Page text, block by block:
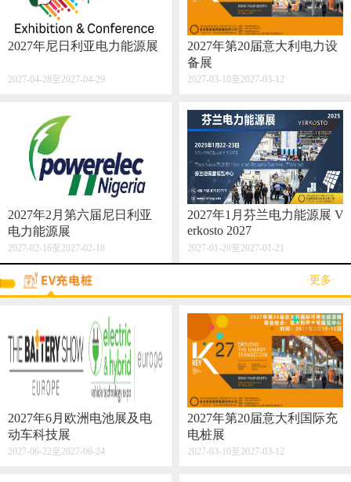
2027年尼日利亚电力能源展
2027-04-28至2027-04-29
2027年第20届意大利电力设
备展
2027-03-10至2027-03-12
2027年2月第六届尼日利亚
电力能源展
2027-02-16至2027-02-18
2027年1月芬兰电力能源展 V
erkosto 2027
2027-01-20至2027-01-21
·更多·
2027年6月欧洲电池展及电
动车科技展
2027-06-22至2027-06-24
2027年第20届意大利国际充
电桩展
2027-03-10至2027-03-12